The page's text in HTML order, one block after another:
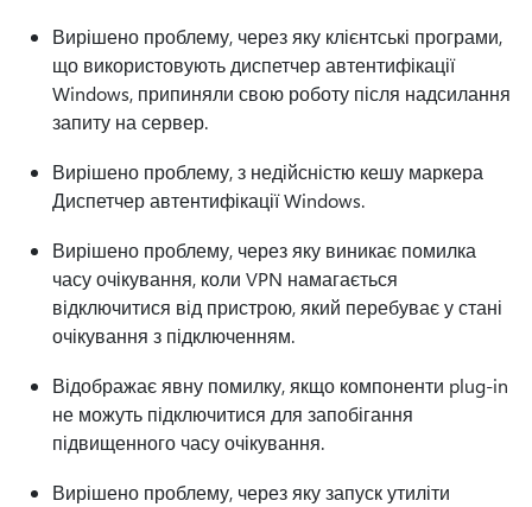
Вирішено проблему, через яку клієнтські програми,
що використовують диспетчер автентифікації
Windows, припиняли свою роботу після надсилання
запиту на сервер.
Вирішено проблему, з недійсністю кешу маркера
Диспетчер автентифікації Windows.
Вирішено проблему, через яку виникає помилка
часу очікування, коли VPN намагається
відключитися від пристрою, який перебуває у стані
очікування з підключенням.
Відображає явну помилку, якщо компоненти plug-in
не можуть підключитися для запобігання
підвищенного часу очікування.
Вирішено проблему, через яку запуск утиліти